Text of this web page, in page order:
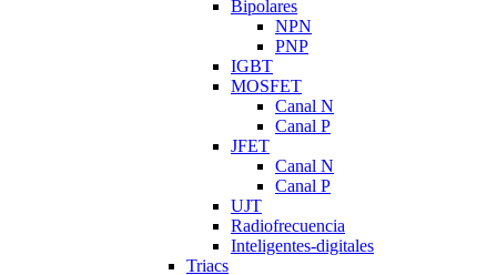
Bipolares
NPN
PNP
IGBT
MOSFET
Canal N
Canal P
JFET
Canal N
Canal P
UJT
Radiofrecuencia
Inteligentes-digitales
Triacs